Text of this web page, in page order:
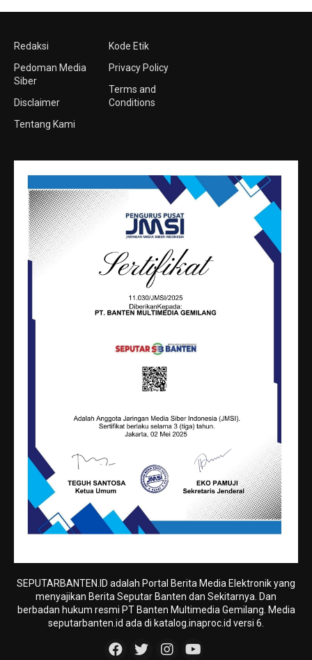
Redaksi
Pedoman Media
Siber
Disclaimer
Tentang Kami
Kode Etik
Privacy Policy
Terms and
Conditions
SEPUTARBANTEN.ID adalah Portal Berita Media Elektronik yang
menyajikan Berita Seputar Banten dan Sekitarnya. Dan
berbadan hukum resmi PT Banten Multimedia Gemilang. Media
seputarbanten.id ada di katalog.inaproc.id versi 6.